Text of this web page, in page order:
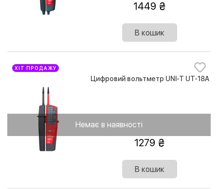
1449
В кошик
Немає в наявності
ХІТ ПРОДАЖУ
Цифровий вольтметр UNI-T UT-18A
1279
В кошик